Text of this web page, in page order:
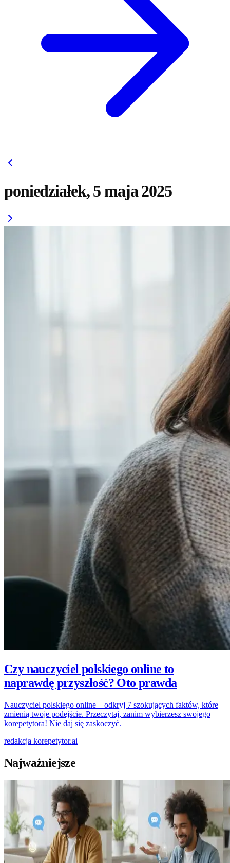
poniedziałek, 5 maja 2025
Czy nauczyciel polskiego online to
naprawdę przyszłość? Oto prawda
Nauczyciel polskiego online – odkryj 7 szokujących faktów, które
zmienią twoje podejście. Przeczytaj, zanim wybierzesz swojego
korepetytora! Nie daj się zaskoczyć.
redakcja korepetytor.ai
Najważniejsze